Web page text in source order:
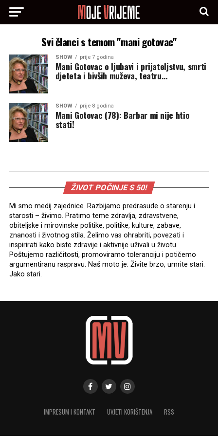
Svi članci s temom "mani gotovac"
SHOW prije 7 godina
Mani Gotovac o ljubavi i prijateljstvu, smrti
djeteta i bivših muževa, teatru…
SHOW prije 8 godina
Mani Gotovac (78): Barbar mi nije htio
stati!
ŽIVOT POČINJE S 50!
Mi smo medij zajednice. Razbijamo predrasude o starenju i
starosti – živimo. Pratimo teme zdravlja, zdravstvene,
obiteljske i mirovinske politike, politike, kulture, zabave,
znanosti i životnog stila. Želimo vas ohrabriti, povezati i
inspirirati kako biste zdravije i aktivnije uživali u životu.
Poštujemo različitosti, promoviramo toleranciju i potičemo
argumentiranu raspravu. Naš moto je: Živite brzo, umrite stari.
Jako stari.
IMPRESUM I KONTAKT UVJETI KORIŠTENJA RSS